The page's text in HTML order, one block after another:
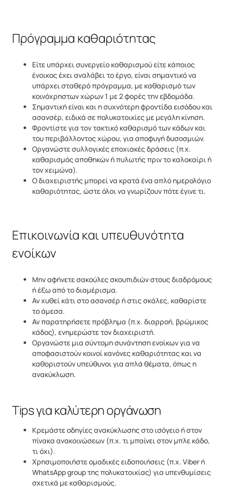
Πρόγραμμα καθαριότητας
Είτε υπάρχει συνεργείο καθαρισμού είτε κάποιος
ένοικος έχει αναλάβει το έργο, είναι σημαντικό να
υπάρχει σταθερό πρόγραμμα, με καθαρισμό των
κοινόχρηστων χώρων 1 με 2 φορές την εβδομάδα.
Σημαντική είναι και η συχνότερη φροντίδα εισόδου και
ασανσέρ, ειδικά σε πολυκατοικίες με μεγάλη κίνηση.
Φροντίστε για τον τακτικό καθαρισμό των κάδων και
του περιβάλλοντος χώρου, για αποφυγή δυσοσμιών.
Οργανώστε συλλογικές εποχιακές δράσεις (π.χ.
καθαρισμός αποθηκών ή πυλωτής πριν το καλοκαίρι ή
τον χειμώνα).
Ο διαχειριστής μπορεί να κρατά ένα απλό ημερολόγιο
καθαριότητας, ώστε όλοι να γνωρίζουν πότε έγινε τι.
Επικοινωνία και υπευθυνότητα
ενοίκων
Μην αφήνετε σακούλες σκουπιδιών στους διαδρόμους
ή έξω από το διαμέρισμα.
Αν χυθεί κάτι στο ασανσέρ ή στις σκάλες, καθαρίστε
το άμεσα.
Αν παρατηρήσετε πρόβλημα (π.χ. διαρροή, βρώμικος
κάδος), ενημερώστε τον διαχειριστή.
Οργανώστε μια σύντομη συνάντηση ενοίκων για να
αποφασιστούν κοινοί κανόνες καθαριότητας και να
καθοριστούν υπεύθυνοι για απλά θέματα, όπως η
ανακύκλωση.
Tips για καλύτερη οργάνωση
Κρεμάστε οδηγίες ανακύκλωσης στο ισόγειο ή στον
πίνακα ανακοινώσεων (π.χ. τι μπαίνει στον μπλε κάδο,
τι όχι).
Χρησιμοποιήστε ομαδικές ειδοποιήσεις (π.χ. Viber ή
WhatsApp group της πολυκατοικίας) για υπενθυμίσεις
σχετικά με καθαρισμούς.